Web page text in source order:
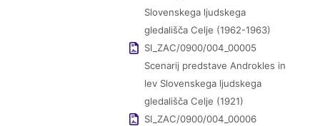
Slovenskega ljudskega
gledališča Celje (1962-1963)
SI_ZAC/0900/004_00005
Scenarij predstave Androkles in
lev Slovenskega ljudskega
gledališča Celje (1921)
SI_ZAC/0900/004_00006